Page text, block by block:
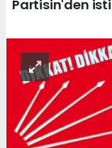
Partisin'den